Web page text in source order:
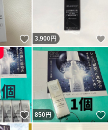
いいね！
3,900円
いいね！
850円